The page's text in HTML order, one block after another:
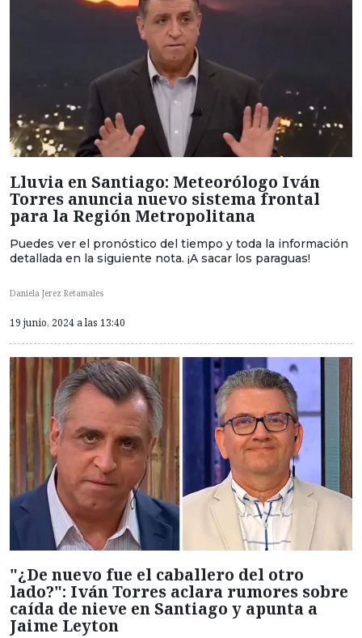
Lluvia en Santiago: Meteorólogo Iván
Torres anuncia nuevo sistema frontal
para la Región Metropolitana
Puedes ver el pronóstico del tiempo y toda la información
detallada en la siguiente nota. ¡A sacar los paraguas!
Daniela Jerez Retamales
19 junio, 2024 a las 13:40
"¿De nuevo fue el caballero del otro
lado?": Iván Torres aclara rumores sobre
caída de nieve en Santiago y apunta a
Jaime Leyton